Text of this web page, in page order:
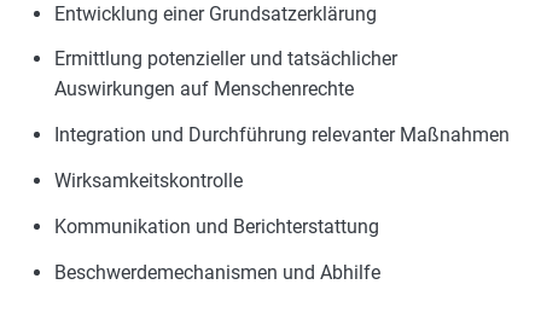
Entwicklung einer Grundsatzerklärung
Ermittlung potenzieller und tatsächlicher
Auswirkungen auf Menschenrechte
Integration und Durchführung relevanter Maßnahmen
Wirksamkeitskontrolle
Kommunikation und Berichterstattung
Beschwerdemechanismen und Abhilfe